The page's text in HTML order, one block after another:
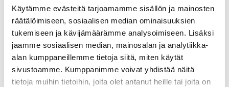
Käytämme evästeitä tarjoamamme sisällön ja mainosten
räätälöimiseen, sosiaalisen median ominaisuuksien
tukemiseen ja kävijämäärämme analysoimiseen. Lisäksi
jaamme sosiaalisen median, mainosalan ja analytiikka-
alan kumppaneillemme tietoja siitä, miten käytät
sivustoamme. Kumppanimme voivat yhdistää näitä
tietoja muihin tietoihin, joita olet antanut heille tai joita on
ainakin muutaman kerran viikossa vajaalle kahdelle
kolmesta vastaajasta (60 %), kun taas runsas kymmenesosa
kokee vastaavanlaisesti vain muutaman kerran vuodessa tai
ei lainkaan. Tällä tekijällä näyttää olevan myös erittäin suuri
merkitys siihen, kuinka tyytyväisiä ollaan ylipäätään
nykyiseen omaan työhön. Miten sinun yrityksessäsi
kysymykseen vastattaisiin?